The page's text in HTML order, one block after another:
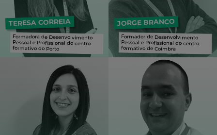
TERESA CORREIA
Formadora de Desenvolvimento
Pessoal e Profissional do centro
formativo do Porto
JORGE BRANCO
Formador de Desenvolvimento
Pessoal e Profissional do centro
formativo de Coimbra